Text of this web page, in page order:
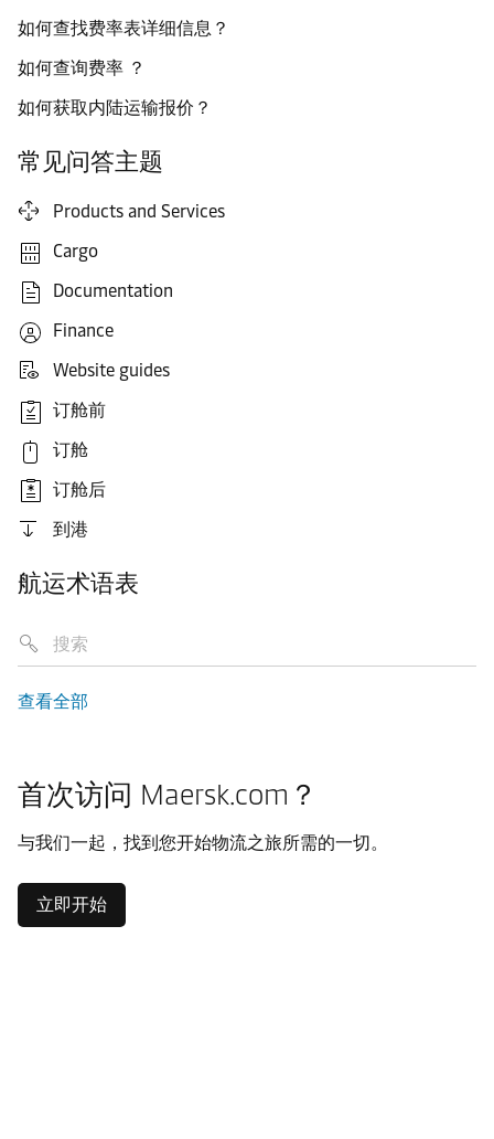
如何查找费率表详细信息？
如何查询费率 ？
如何获取内陆运输报价？
常见问答主题
Products and Services
Cargo
Documentation
Finance
Website guides
订舱前
订舱
订舱后
到港
航运术语表
查看全部
首次访问 Maersk.com？
与我们一起，找到您开始物流之旅所需的一切。
立即开始